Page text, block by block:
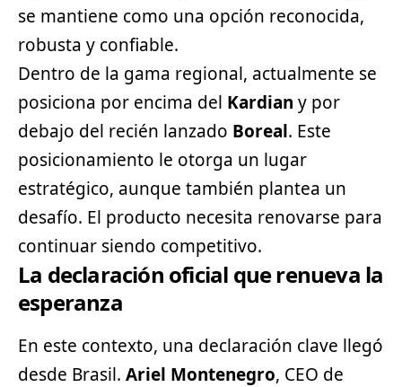
se mantiene como una opción reconocida,
robusta y confiable.
Dentro de la gama regional, actualmente se
posiciona por encima del Kardian y por
debajo del recién lanzado Boreal. Este
posicionamiento le otorga un lugar
estratégico, aunque también plantea un
desafío. El producto necesita renovarse para
continuar siendo competitivo.
La declaración oficial que renueva la
esperanza
En este contexto, una declaración clave llegó
desde Brasil. Ariel Montenegro, CEO de